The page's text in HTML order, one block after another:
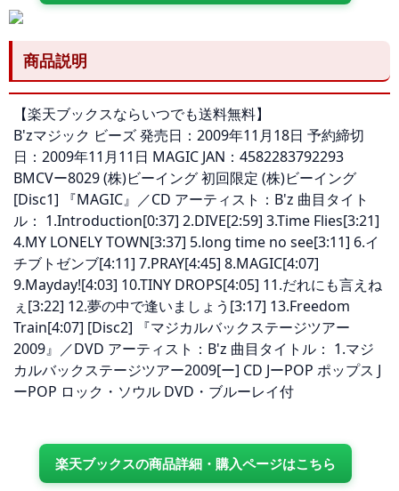
商品説明
【楽天ブックスならいつでも送料無料】
B'zマジック ビーズ 発売日：2009年11月18日 予約締切
日：2009年11月11日 MAGIC JAN：4582283792293
BMCVー8029 (株)ビーイング 初回限定 (株)ビーイング
[Disc1] 『MAGIC』／CD アーティスト：B'z 曲目タイト
ル： 1.Introduction[0:37] 2.DIVE[2:59] 3.Time Flies[3:21]
4.MY LONELY TOWN[3:37] 5.long time no see[3:11] 6.イ
チブトゼンブ[4:11] 7.PRAY[4:45] 8.MAGIC[4:07]
9.Mayday![4:03] 10.TINY DROPS[4:05] 11.だれにも言えね
ぇ[3:22] 12.夢の中で逢いましょう[3:17] 13.Freedom
Train[4:07] [Disc2] 『マジカルバックステージツアー
2009』／DVD アーティスト：B'z 曲目タイトル： 1.マジ
カルバックステージツアー2009[ー] CD JーPOP ポップス J
ーPOP ロック・ソウル DVD・ブルーレイ付
楽天ブックスの商品詳細・購入ページはこちら